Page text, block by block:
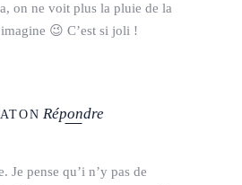
on ne voit plus la pluie de la
😉 C’est si joli !
Répondre
Je pense qu’i n’y pas de